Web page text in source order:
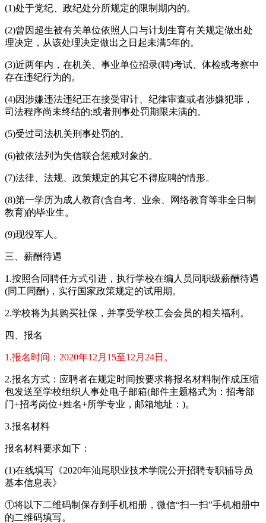
(1)处于党纪、政纪处分所规定的限制期内的。
(2)曾因超生被有关单位依照人口与计划生育有关规定做出处
理决定，从该处理决定做出之日起未满5年的。
(3)近两年内，在机关、事业单位招录(聘)考试、体检或考察中
存在违纪行为的。
(4)因涉嫌违法违纪正在接受审计、纪律审查或者涉嫌犯罪，
司法程序尚未终结的;或者刑事处罚期限未满的。
(5)受过司法机关刑事处罚的。
(6)被依法列为失信联合惩戒对象的。
(7)法律、法规、政策规定的其它不得应聘的情形。
(8)第一学历为成人教育(含自考、业余、网络教育等非全日制
教育)的毕业生。
(9)现役军人。
三、薪酬待遇
1.按照合同聘任方式引进，执行学校在编人员同职级薪酬待遇
(同工同酬)，实行国家政策规定的试用期。
2.学校将为其购买社保，并享受学校工会会员的相关福利。
四、报名
1.报名时间：2020年12月15至12月24日。
2.报名方式：应聘者在规定时间按要求将报名材料制作成压缩
包发送至学校组织人事处电子邮箱(邮件主题格式为：招考部
门+招考岗位+姓名+所学专业，邮箱地址：)。
3.报名材料
报名材料要求如下：
(1)在线填写《2020年汕尾职业技术学院公开招聘专职辅导员
基本信息表》
①将以下二维码制保存到手机相册，微信“扫一扫”手机相册中
的二维码填写。